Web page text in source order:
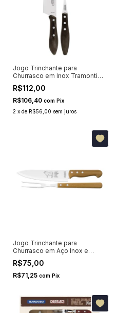
Jogo Trinchante para
Churrasco em Inox Tramontina
Polywood Castanho 2 Peças
R$112,00
R$106,40 com Pix
2 x de R$56,00 sem juros
Jogo Trinchante para
Churrasco em Aço Inox e
Madeira Natural Tramontina 2
Peças 22399074
R$75,00
R$71,25 com Pix